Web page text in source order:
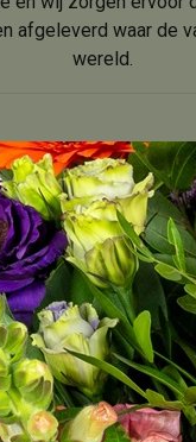
afgeleverd waar de
wereld.